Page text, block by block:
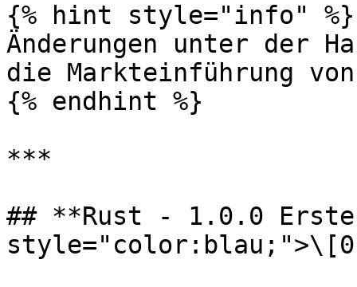
{% hint style="info" %}
Änderungen unter der
die Markteinführung von
{% endhint %}
***
## **Rust - 1.0.0